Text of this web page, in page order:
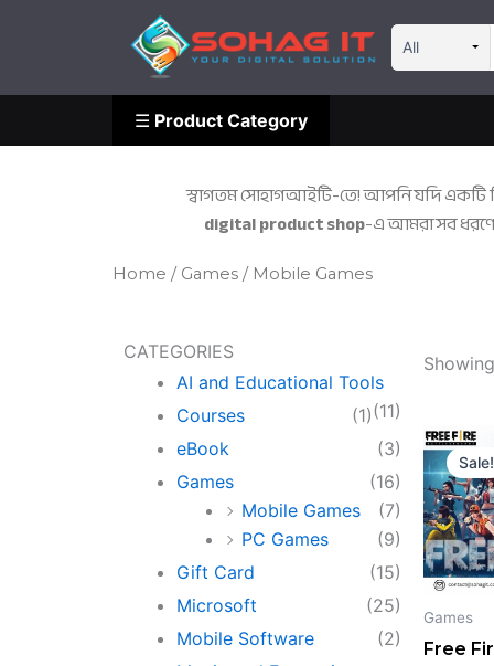
☰ Product Category
☰Product Category
স্বাগতম সোহাগআইটি-তে! আপনি যদি একটি
digital product shop-এ আমরা সব
Home / Games / Mobile Games
CATEGORIES
AI and Educational Tools
(11)
Courses
(1)
eBook
(3)
Games
(16)
Mobile Games
(7)
PC Games
(9)
Gift Card
(15)
Microsoft
(25)
Mobile Software
(2)
Sale!
Games
Free